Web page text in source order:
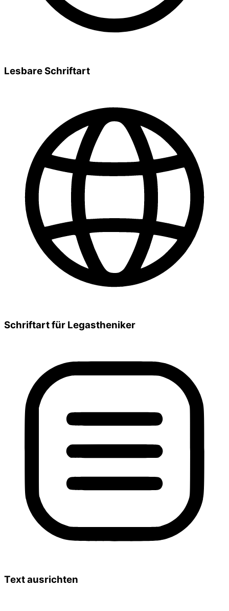
Lesbare Schriftart
Schriftart für Legastheniker
Text ausrichten